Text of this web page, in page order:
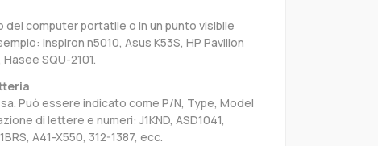
computer portatile o in un punto visibile
Inspiron n5010, Asus K53S, HP Pavilion
SQU-2101.
Può essere indicato come P/N, Type, Model
di lettere e numeri: J1KND, ASD1041,
A41-X550, 312-1387, ecc.